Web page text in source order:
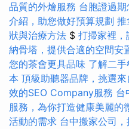
品質的外燴服務 台胞證過期
介紹，助您做好預算規劃 推
狀與治療方法 $ 打掃家裡，
納骨塔，提供合適的空間安
您的茶會更具品味 了解二
本 頂級助聽器品牌，挑選
效的SEO Company服務 台
服務，為你打造健康美麗的
活動的需求 台中搬家公司